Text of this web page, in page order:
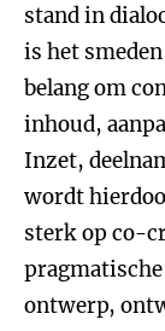
stand in
is het
belang om
inhoud,
Inzet,
wordt
sterk op co-
ontwerp,